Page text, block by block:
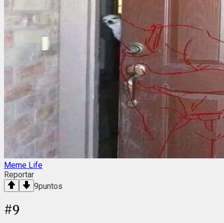
Meme Life
Reportar
9puntos
#9